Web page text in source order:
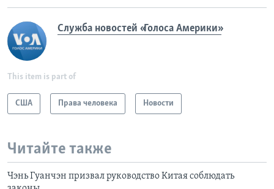
Служба новостей «Голоса Америки»
This item is part of
США Права человека Новости
Читайте также
Чэнь Гуанчэн призвал руководство Китая соблюдать